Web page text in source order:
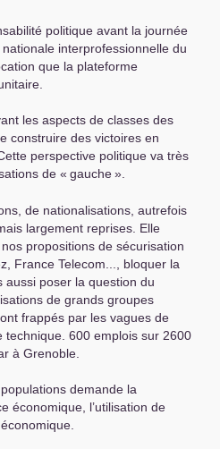
politique avant la journée
interprofessionnelle du
que la plateforme
les aspects de classes des
construire des victoires en
perspective politique va très
de « gauche».
de nationalisations, autrefois
largement reprises. Elle
propositions de sécurisation
France Telecom..., bloquer la
aussi poser la question du
de grands groupes
frappés par les vagues de
technique. 600 emplois sur 2600
à Grenoble.
demande la
économique, l’utilisation de